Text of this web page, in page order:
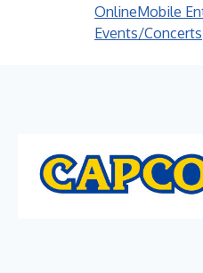
OnlineMobile
Events/Concerts